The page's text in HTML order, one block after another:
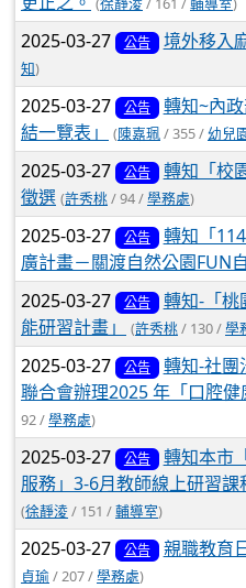
2025-03-27 公告 境外移入
知)
2025-03-27 公告
轉知~內
結一覽表」
(陳嘉珮/ 355 /幼兒
2025-03-27 公告
轉知「校
徵選 (許秀桃/ 94 /學務處)
2025-03-27 公告
轉知「
廣計畫－關渡自然公園FUN自
2025-03-27 公告
轉知-「桃
能研習計畫」
(許秀桃/ 130 /學
2025-03-27 公告
轉知-社團
聯合會辦理2025 年「口腔
92 /學務處)
2025-03-27 公告
轉知本市
服務」3-6月教師線上研習
(徐靜淩/ 151 /輔導室)
2025-03-27 公告 親職教育
貞瑜/ 207 /學務處)